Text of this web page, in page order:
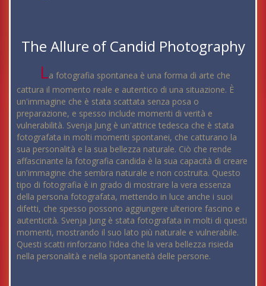
The Allure of Candid Photography
La fotografia spontanea è una forma di arte che
cattura il momento reale e autentico di una situazione. È
un'immagine che è stata scattata senza posa o
preparazione, e spesso include momenti di verità e
vulnerabilità. Svenja Jung è un'attrice tedesca che è stata
fotografata in molti momenti spontanei, che catturano la
sua personalità e la sua bellezza naturale. Ciò che rende
affascinante la fotografia candida è la sua capacità di creare
un'immagine che sembra naturale e non costruita. Questo
tipo di fotografia è in grado di mostrare la vera essenza
della persona fotografata, mettendo in luce anche i suoi
difetti, che spesso possono aggiungere ulteriore fascino e
autenticità. Svenja Jung è stata fotografata in molti di questi
momenti, mostrando il suo lato più naturale e vulnerabile.
Questi scatti rinforzano l'idea che la vera bellezza risieda
nella personalità e nella spontaneità delle persone.